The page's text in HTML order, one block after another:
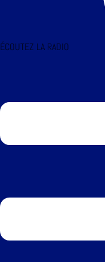
ÉCOUTEZ LA RADIO